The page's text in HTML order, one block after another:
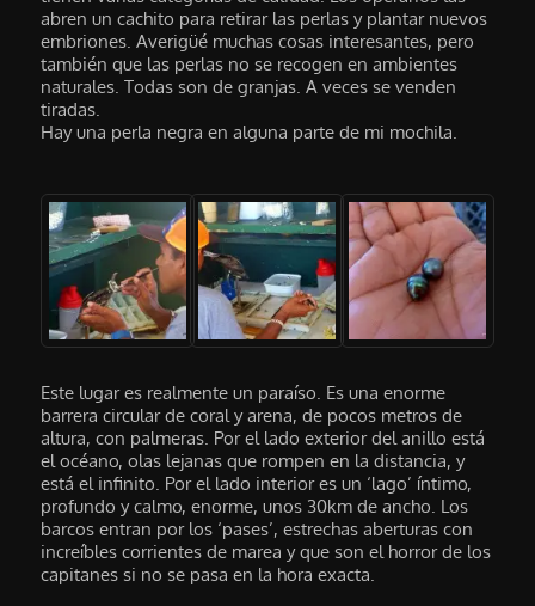
abren un cachito para retirar las perlas y plantar nuevos
embriones. Averigüé muchas cosas interesantes, pero
también que las perlas no se recogen en ambientes
naturales. Todas son de granjas. A veces se venden
tiradas.
Hay una perla negra en alguna parte de mi mochila.
Este lugar es realmente un paraíso. Es una enorme
barrera circular de coral y arena, de pocos metros de
altura, con palmeras. Por el lado exterior del anillo está
el océano, olas lejanas que rompen en la distancia, y
está el infinito. Por el lado interior es un ‘lago’ íntimo,
profundo y calmo, enorme, unos 30km de ancho. Los
barcos entran por los ‘pases’, estrechas aberturas con
increíbles corrientes de marea y que son el horror de los
capitanes si no se pasa en la hora exacta.